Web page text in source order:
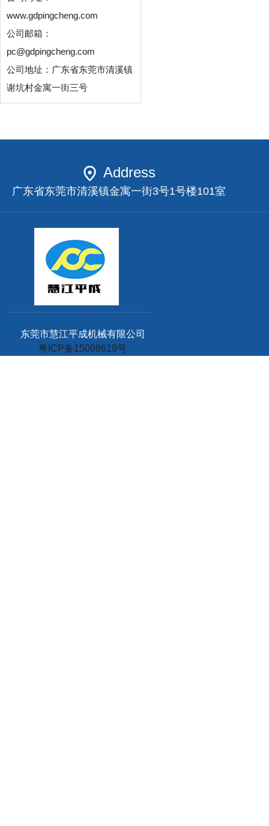
www.gdpingcheng.com
公司邮箱：
pc@gdpingcheng.com
公司地址：广东省东莞市清溪镇
谢坑村金寓一街三号
Address
广东省东莞市清溪镇金寓一街3号1号楼101室
东莞市慧江平成机械有限公司
粤ICP备15098619号